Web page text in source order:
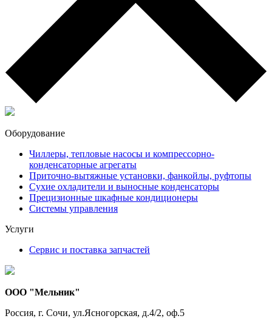
Оборудование
Чиллеры, тепловые насосы и компрессорно-
конденсаторные агрегаты
Приточно-вытяжные установки, фанкойлы, руфтопы
Сухие охладители и выносные конденсаторы
Прецизионные шкафные кондиционеры
Системы управления
Услуги
Сервис и поставка запчастей
ООО "Мельник"
Россия, г. Сочи, ул.Ясногорская, д.4/2, оф.5